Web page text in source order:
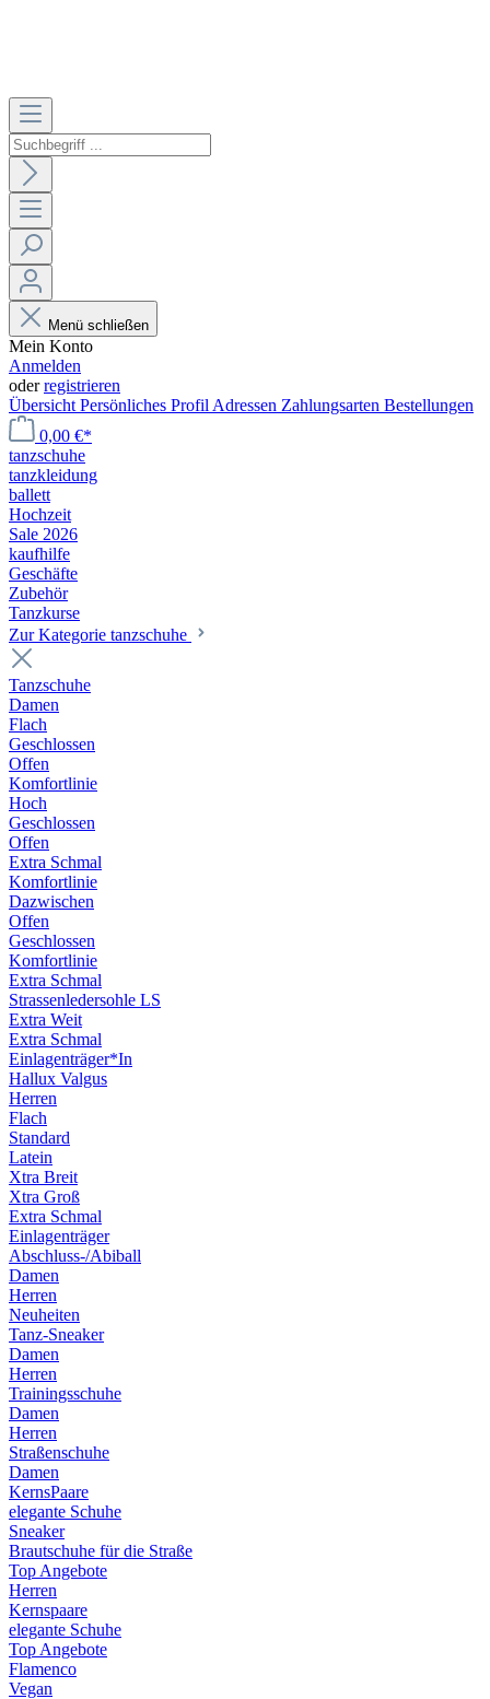
Menü schließen
Mein Konto
Anmelden
oderregistrieren
Übersicht Persönliches Profil Adressen Zahlungsarten Bestellungen
0,00 €*
tanzschuhe
tanzkleidung
ballett
Hochzeit
Sale 2026
kaufhilfe
Geschäfte
Zubehör
Tanzkurse
Zur Kategorie tanzschuhe
Tanzschuhe
Damen
Flach
Geschlossen
Offen
Komfortlinie
Hoch
Geschlossen
Offen
Extra Schmal
Komfortlinie
Dazwischen
Offen
Geschlossen
Komfortlinie
Extra Schmal
Strassenledersohle LS
Extra Weit
Extra Schmal
Einlagenträger*In
Hallux Valgus
Herren
Flach
Standard
Latein
Xtra Breit
Xtra Groß
Extra Schmal
Einlagenträger
Abschluss-/Abiball
Damen
Herren
Neuheiten
Tanz-Sneaker
Damen
Herren
Trainingsschuhe
Damen
Herren
Straßenschuhe
Damen
KernsPaare
elegante Schuhe
Sneaker
Brautschuhe für die Straße
Top Angebote
Herren
Kernspaare
elegante Schuhe
Top Angebote
Flamenco
Vegan